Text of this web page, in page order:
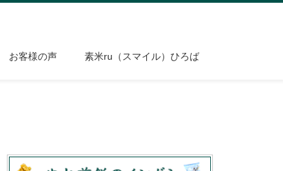
お客様の声 素米ru（スマイル）ひろば